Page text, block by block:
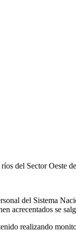
del Sector Oeste
del Sistema
acrecentados se
realizando